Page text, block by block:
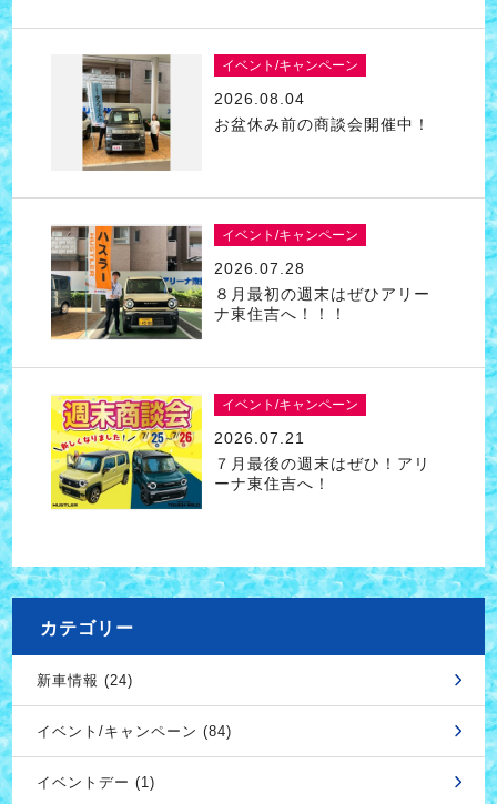
イベント/キャンペーン
2026.08.04
お盆休み前の商談会開催中！
イベント/キャンペーン
2026.07.28
８月最初の週末はぜひアリー
ナ東住吉へ！！！
イベント/キャンペーン
2026.07.21
７月最後の週末はぜひ！アリ
ーナ東住吉へ！
カテゴリー
新車情報 (24)
イベント/キャンペーン (84)
イベントデー (1)